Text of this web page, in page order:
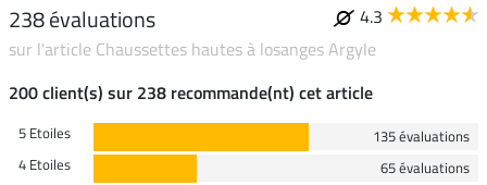
238 évaluations
4.3
sur l'article Chaussettes hautes à losanges Argyle
200 client(s) sur 238 recommande(nt) cet article
5 Etoiles
135 évaluations
4 Etoiles
65 évaluations